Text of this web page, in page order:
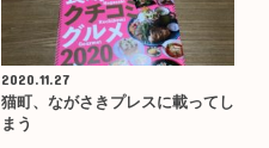
2020.11.27
猫町、ながさきプレスに載ってし
まう